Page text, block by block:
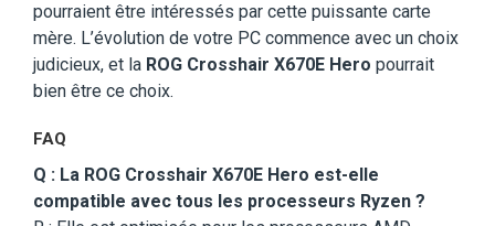
pourraient être intéressés par cette puissante carte
mère. L’évolution de votre PC commence avec un choix
judicieux, et la ROG Crosshair X670E Hero pourrait
bien être ce choix.
FAQ
Q : La ROG Crosshair X670E Hero est-elle
compatible avec tous les processeurs Ryzen ?